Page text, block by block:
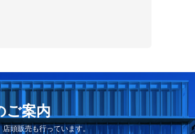
ご案内
頭販売も行っています。